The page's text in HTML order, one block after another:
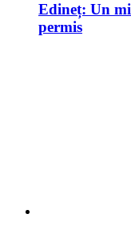
Edineț: Un
permis